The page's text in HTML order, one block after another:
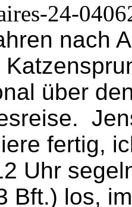
24-
nach
über
fertig,
Uhr
Bft.) los,